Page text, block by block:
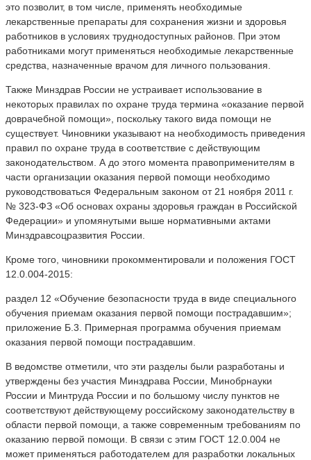
это позволит, в том числе, применять необходимые
лекарственные препараты для сохранения жизни и здоровья
работников в условиях труднодоступных районов. При этом
работниками могут применяться необходимые лекарственные
средства, назначенные врачом для личного пользования.
Также Минздрав России не устраивает использование в
некоторых правилах по охране труда термина «оказание первой
доврачебной помощи», поскольку такого вида помощи не
существует. Чиновники указывают на необходимость приведения
правил по охране труда в соответствие с действующим
законодательством. А до этого момента правоприменителям в
части организации оказания первой помощи необходимо
руководствоваться Федеральным законом от 21 ноября 2011 г.
№ 323-ФЗ «Об основах охраны здоровья граждан в Российской
Федерации» и упомянутыми выше нормативными актами
Минздравсоцразвития России.
Кроме того, чиновники прокомментировали и положения ГОСТ
12.0.004-2015:
раздел 12 «Обучение безопасности труда в виде специального
обучения приемам оказания первой помощи пострадавшим»;
приложение Б.3. Примерная программа обучения приемам
оказания первой помощи пострадавшим.
В ведомстве отметили, что эти разделы были разработаны и
утверждены без участия Минздрава России, Минобрнауки
России и Минтруда России и по большому числу пунктов не
соответствуют действующему российскому законодательству в
области первой помощи, а также современным требованиям по
оказанию первой помощи. В связи с этим ГОСТ 12.0.004 не
может применяться работодателем для разработки локальных